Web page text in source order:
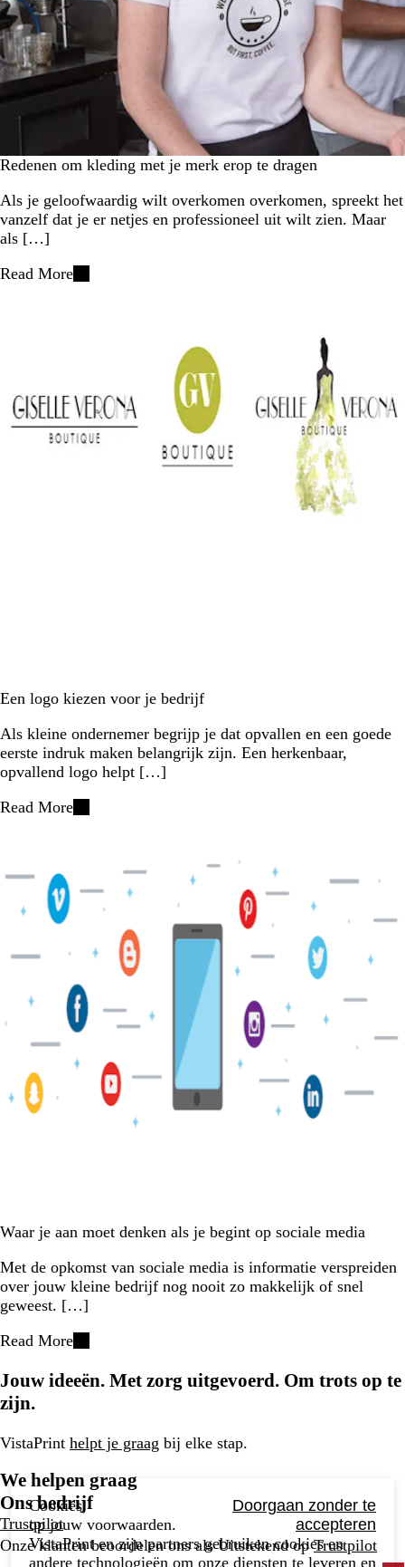
Redenen om kleding met je merk erop te dragen
Als je geloofwaardig wilt overkomen overkomen, spreekt het
vanzelf dat je er netjes en professioneel uit wilt zien. Maar
als […]
Read More
Een logo kiezen voor je bedrijf
Als kleine ondernemer begrijp je dat opvallen en een goede
eerste indruk maken belangrijk zijn. Een herkenbaar,
opvallend logo helpt […]
Read More
Waar je aan moet denken als je begint op sociale media
Met de opkomst van sociale media is informatie verspreiden
over jouw kleine bedrijf nog nooit zo makkelijk of snel
geweest. […]
Read More
Jouw ideeën. Met zorg uitgevoerd. Om trots op te
zijn.
VistaPrint helpt je graag bij elke stap.
We helpen graag
Ons bedrijf
Trustpilot
Onze klanten beoordelen ons als Uitstekend opTrustpilot
Cookies,
op jouw voorwaarden.
Doorgaan zonder te
accepteren
VistaPrint en zijn partners gebruiken cookies en
andere technologieën om onze diensten te leveren en